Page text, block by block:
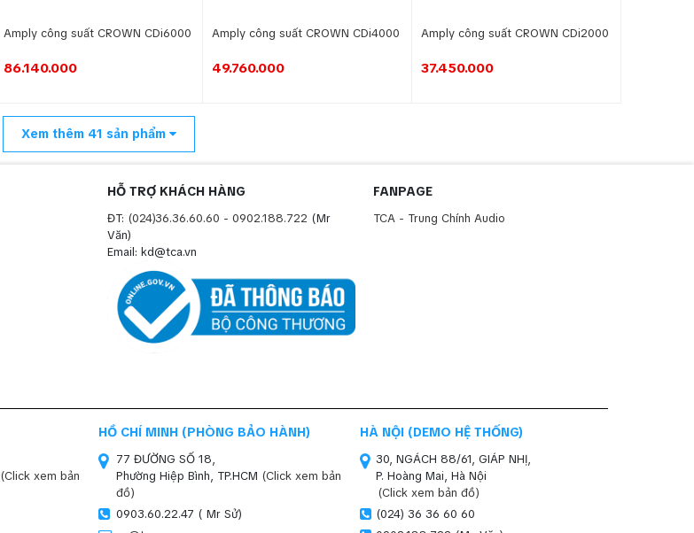
Amply công suất CROWN CDi6000
86.140.000
Amply công suất CROWN CDi4000
49.760.000
Amply công suất CROWN CDi2000
37.450.000
Xem thêm 41 sản phẩm
HỖ TRỢ KHÁCH HÀNG
ĐT: (024)36.36.60.60 - 0902.188.722 (Mr
Văn)
Email: kd@tca.vn
FANPAGE
TCA - Trung Chính Audio
(Click xem bản
HỒ CHÍ MINH (PHÒNG BẢO HÀNH)
77 ĐƯỜNG SỐ 18,
Phường Hiệp Bình, TP.HCM (Click xem bản
đồ)
0903.60.22.47 ( Mr Sử)
HÀ NỘI (DEMO HỆ THỐNG)
30, NGÁCH 88/61, GIÁP NHỊ,
P. Hoàng Mai, Hà Nội
(Click xem bản đồ)
(024) 36 36 60 60